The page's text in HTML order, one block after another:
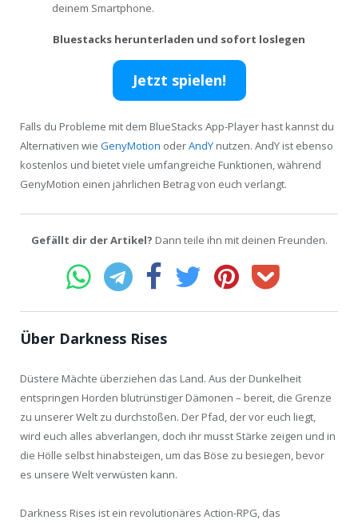
deinem Smartphone.
Bluestacks herunterladen und sofort loslegen
Jetzt spielen!
Falls du Probleme mit dem BlueStacks App-Player hast kannst du
Alternativen wie GenyMotion oderAndY nutzen. AndY ist ebenso
kostenlos und bietet viele umfangreiche Funktionen, während
GenyMotion einen jährlichen Betrag von euch verlangt.
Gefällt dir der Artikel? Dann teile ihn mit deinen Freunden.
Über Darkness Rises
Düstere Mächte überziehen das Land. Aus der Dunkelheit
entspringen Horden blutrünstiger Dämonen – bereit, die Grenze
zu unserer Welt zu durchstoßen. Der Pfad, der vor euch liegt,
wird euch alles abverlangen, doch ihr musst Stärke zeigen und in
die Hölle selbst hinabsteigen, um das Böse zu besiegen, bevor
es unsere Welt verwüsten kann.
Darkness Rises ist ein revolutionäres Action-RPG, das